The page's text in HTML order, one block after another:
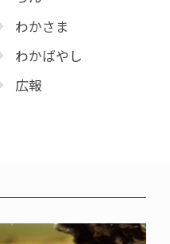
わかさま
わかばやし
広報